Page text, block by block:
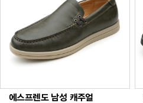
에스프렌도 남성 캐주얼